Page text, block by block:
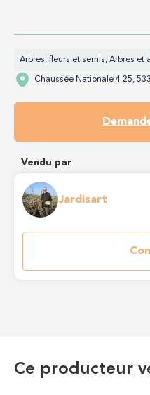
Arbres, fleurs et semis, Arbres et
Chaussée Nationale 4 25,
Vendu par
Jardisart
Ce producteur